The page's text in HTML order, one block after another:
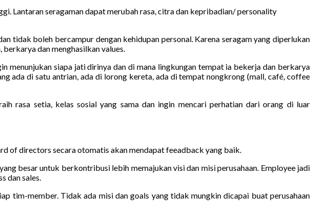
Lantaran seragaman dapat merubah rasa, citra dan kepribadian/ personality
tidak boleh bercampur dengan kehidupan personal. Karena seragam yang diperlukan
dan menghasilkan values.
menunjukan siapa jati dirinya dan di mana lingkungan tempat ia bekerja dan berkarya
ada di satu antrian, ada di lorong kereta, ada di tempat nongkrong (mall, café, coffee
rasa setia, kelas sosial yang sama dan ingin mencari perhatian dari orang di luar
of directors secara otomatis akan mendapat feeadback yang baik.
besar untuk berkontribusi lebih memajukan visi dan misi perusahaan. Employee jadi
dan sales.
tim-member. Tidak ada misi dan goals yang tidak mungkin dicapai buat perusahaan